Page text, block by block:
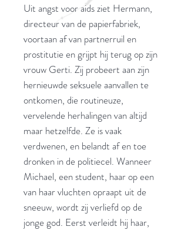
Uit angst voor aids ziet Hermann,
directeur van de papierfabriek,
voortaan af van partnerruil en
prostitutie en grijpt hij terug op zijn
vrouw Gerti. Zij probeert aan zijn
hernieuwde seksuele aanvallen te
ontkomen, die routineuze,
vervelende herhalingen van altijd
maar hetzelfde. Ze is vaak
verdwenen, en belandt af en toe
dronken in de politiecel. Wanneer
Michael, een student, haar op een
van haar vluchten opraapt uit de
sneeuw, wordt zij verliefd op de
jonge god. Eerst verleidt hij haar,